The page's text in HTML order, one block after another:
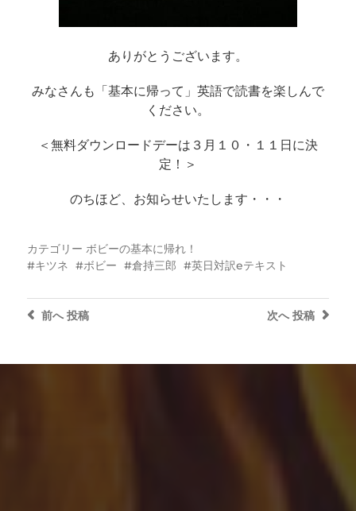
ありがとうございます。
みなさんも「基本に帰って」英語で読書を楽しんで
ください。
＜無料ダウンロードデーは３月１０・１１日に決
定！＞
のちほど、お知らせいたします・・・
カテゴリー ボビーの基本に帰れ！
キツネ
ボビー 倉持三郎 英日対訳eテキスト
次へ 投稿
前へ投稿